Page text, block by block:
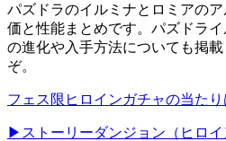
パズドラのイルミナとロミアの
価と性能まとめです。パズドラ
の進化や入手方法についても掲
ぞ。
フェス限ヒロインガチャの当たり
▶︎ストーリーダンジョン（ヒロイ